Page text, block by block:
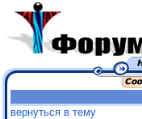
вернуться в тему